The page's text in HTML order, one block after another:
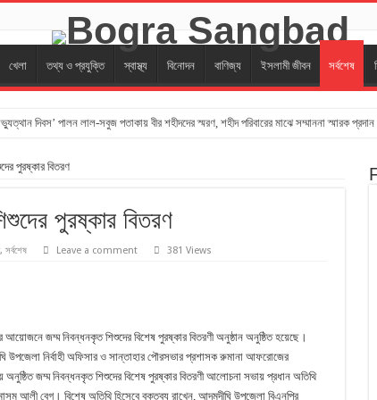
খেলা তথ্য ও প্রযুক্তি স্বাস্থ্য বিনোদন বাণিজ্য ইসলামী জীবন সর্বশেষ
দিবস’ পালন লাল-সবুজ পতাকায় বীর শহীদদের স্মরণ, শহীদ পরিবারের মাঝে সম্মাননা স্মারক প্রদান
জুলাই স্মৃতিস্তম্ভে বিভিন্ন মহলের শ্রদ্ধা নিবেদন
জুলাই গণঅভ্যুত্থান দিবস উপলক্ষে দোয়া মাহফিল অনুষ্ঠিত
কল্যাণ ফেডারেশনের মিছিল
ও গাছের চারা বিতরণ করেন ‎- এমপি সুরাইয়া জেরিন
পুরষ্কার বিতরণ
পুরষ্কার বিতরণ
, সর্বশেষ Leave a comment 381 Views
জম্ম নিবন্ধনকৃত শিশুদের বিশেষ পুরষ্কার বিতরণী অনুষ্ঠান অনুষ্ঠিত হয়েছে।
উপজেলা নির্বাহী অফিসার ও সান্তাহার পৌরসভার প্রশাসক রুমানা আফরোজের
অনুষ্ঠিত জম্ম নিবন্ধনকৃত শিশুদের বিশেষ পুরষ্কার বিতরণী আলোচনা সভায় প্রধান অতিথি
আলী বেগ। বিশেষ অতিথি হিসেবে বক্তব্য রাখেন, আদমদীঘি উপজেলা বিএনপির